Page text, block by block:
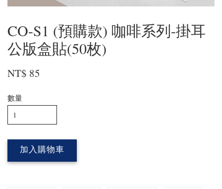
CO-S1 (預購款) 咖啡系列-掛耳
公版盒貼(50枚)
NT$ 85
數量
加入購物車